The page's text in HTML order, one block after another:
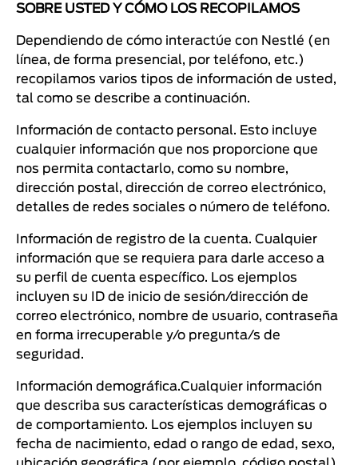
SOBRE USTED Y CÓMO LOS RECOPILAMOS
Dependiendo de cómo interactúe con Nestlé (en
línea, de forma presencial, por teléfono, etc.)
recopilamos varios tipos de información de usted,
tal como se describe a continuación.
Información de contacto personal. Esto incluye
cualquier información que nos proporcione que
nos permita contactarlo, como su nombre,
dirección postal, dirección de correo electrónico,
detalles de redes sociales o número de teléfono.
Información de registro de la cuenta. Cualquier
información que se requiera para darle acceso a
su perfil de cuenta específico. Los ejemplos
incluyen su ID de inicio de sesión/dirección de
correo electrónico, nombre de usuario, contraseña
en forma irrecuperable y/o pregunta/s de
seguridad.
Información demográfica.Cualquier información
que describa sus características demográficas o
de comportamiento. Los ejemplos incluyen su
fecha de nacimiento, edad o rango de edad, sexo,